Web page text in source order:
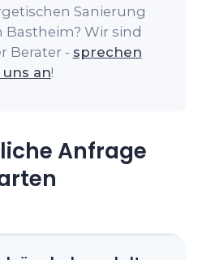
Sanierung
Bastheim? Wir sind
Berater - sprechen
uns an!
Anfrage